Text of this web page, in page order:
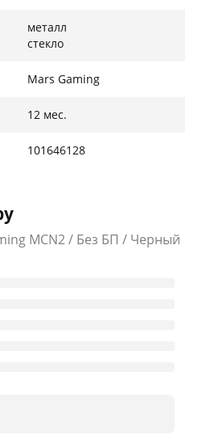
металл
стекло
Mars Gaming
12 мес.
101646128
MCN2 / Без БП / Черный